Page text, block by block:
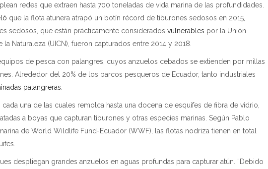
redes que extraen hasta 700 toneladas de vida marina de las profundidades.
que la flota atunera atrapó un botín récord de tiburones sedosos en 2015,
sedosos, que están prácticamente considerados vulnerables por la Unión
Naturaleza (UICN), fueron capturados entre 2014 y 2018.
de pesca con palangres, cuyos anzuelos cebados se extienden por millas
Alrededor del 20% de los barcos pesqueros de Ecuador, tanto industriales
palangreras
una de las cuales remolca hasta una docena de esquifes de fibra de vidrio,
a boyas que capturan tiburones y otras especies marinas. Según Pablo
de World Wildlife Fund-Ecuador (WWF), las flotas nodriza tienen en total
despliegan grandes anzuelos en aguas profundas para capturar atún. “Debido